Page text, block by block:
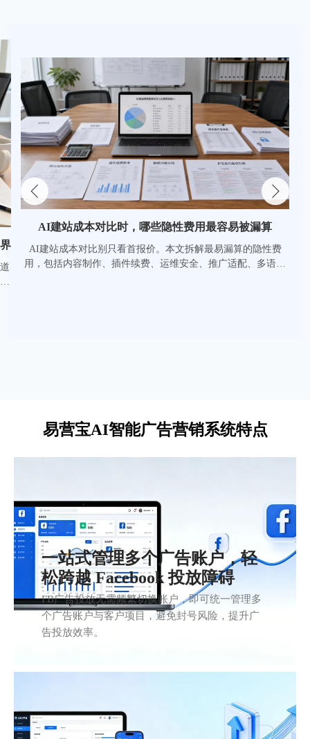
本地化精准营销 提供极致的网站加速方案
外贸企业 终极解决方案
不加广告费 也能让询盘倍增
134小语种 多语言网站自动翻译
微信/电话/邮箱 多方式留言即时推送
智能DNS解析 可发布全球服务器节点
立即体验
专业SEO布局，带来更多免费流量
立即体验
Q： 易营宝适合做外贸独立站吗？
Q：
易营宝与其他建站平台相比，有什
么不同？
立即咨询
GSA启用绿色物流标签，独立站订单页新增碳足迹展示要求
GSA启用绿色物流标签后，B2B独立站订单页需新增碳足迹展示要
求。本文解析GSA官方API接入、ISO 14067碳排放、IMO Tier III合
 
易营宝AI智能广告营销系统特点
一站式管理多个广告账户，轻
松跨越 Facebook 投放障碍
FB广告投放无需频繁切换账户，即可统一管理多
个广告账户与客户项目，避免封号风险，提升广
告投放效率。